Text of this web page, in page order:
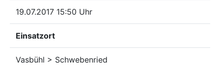
19.07.2017 15:50 Uhr
Einsatzort
Vasbühl > Schwebenried